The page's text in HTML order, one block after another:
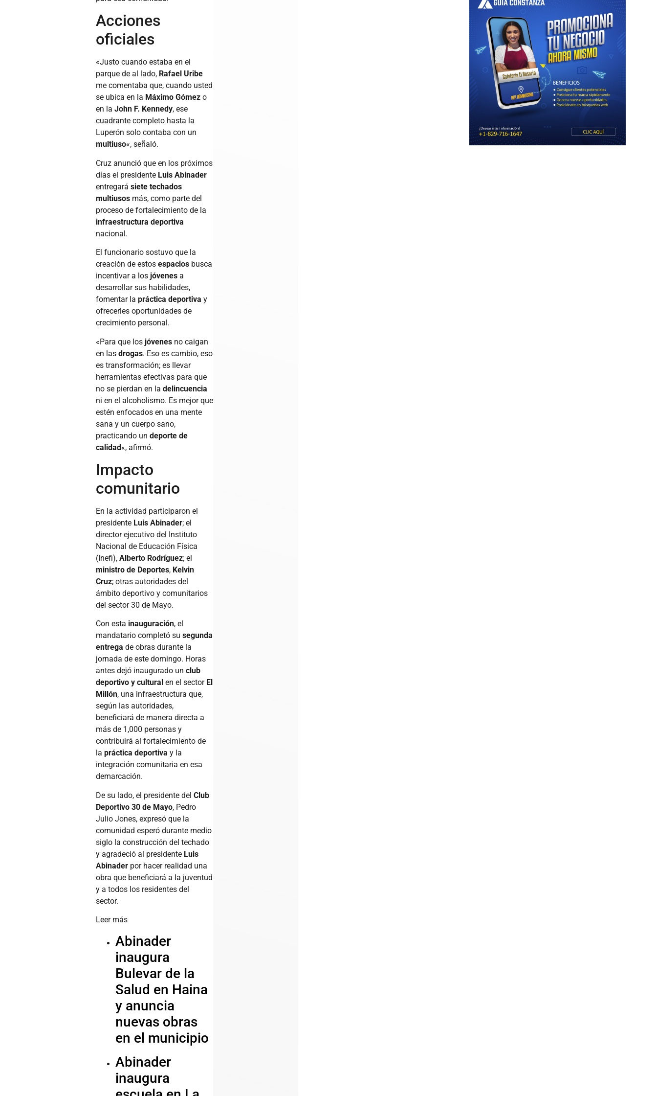
Acciones
oficiales
«Justo cuando estaba en el
parque de al lado, Rafael Uribe
me comentaba que, cuando usted
se ubica en la Máximo Gómez o
en laJohn F. Kennedy, ese
cuadrante completo hasta la
Luperón solo contaba con un
multiuso«, señaló.
Cruz anunció que en los próximos
días el presidente Luis Abinader
entregarásiete techados
multiusos más, como parte del
proceso de fortalecimiento de la
infraestructura deportiva
nacional.
El funcionario sostuvo que la
creación de estosespacios busca
incentivar a los jóvenes a
desarrollar sus habilidades,
fomentar lapráctica deportiva y
ofrecerles oportunidades de
crecimiento personal.
«Para que los jóvenes no caigan
en lasdrogas. Eso es cambio, eso
es transformación; es llevar
herramientas efectivas para que
no se pierdan en ladelincuencia
ni en el alcoholismo. Es mejor que
estén enfocados en una mente
sana y un cuerpo sano,
practicando undeporte de
calidad«, afirmó.
Impacto
comunitario
En la actividad participaron el
presidente Luis Abinader; el
director ejecutivo del Instituto
Nacional de Educación Física
(Inefi),Alberto Rodríguez; el
ministro de Deportes, Kelvin
Cruz; otras autoridades del
ámbito deportivo y comunitarios
del sector 30 de Mayo.
Con esta inauguración, el
mandatario completó susegunda
entrega de obras durante la
jornada de este domingo. Horas
antes dejó inaugurado unclub
deportivo y cultural en el sector El
Millón, una infraestructura que,
según las autoridades,
beneficiará de manera directa a
más de 1,000 personas y
contribuirá al fortalecimiento de
lapráctica deportiva y la
integración comunitaria en esa
demarcación.
De su lado, el presidente delClub
Deportivo 30 de Mayo, Pedro
Julio Jones, expresó que la
comunidad esperó durante medio
siglo la construcción del techado
y agradeció al presidente Luis
Abinader por hacer realidad una
obra que beneficiará a la juventud
y a todos los residentes del
sector.
Leer más
Abinader
inaugura
Bulevar de la
Salud en Haina
y anuncia
nuevas obras
en el municipio
Abinader
inaugura